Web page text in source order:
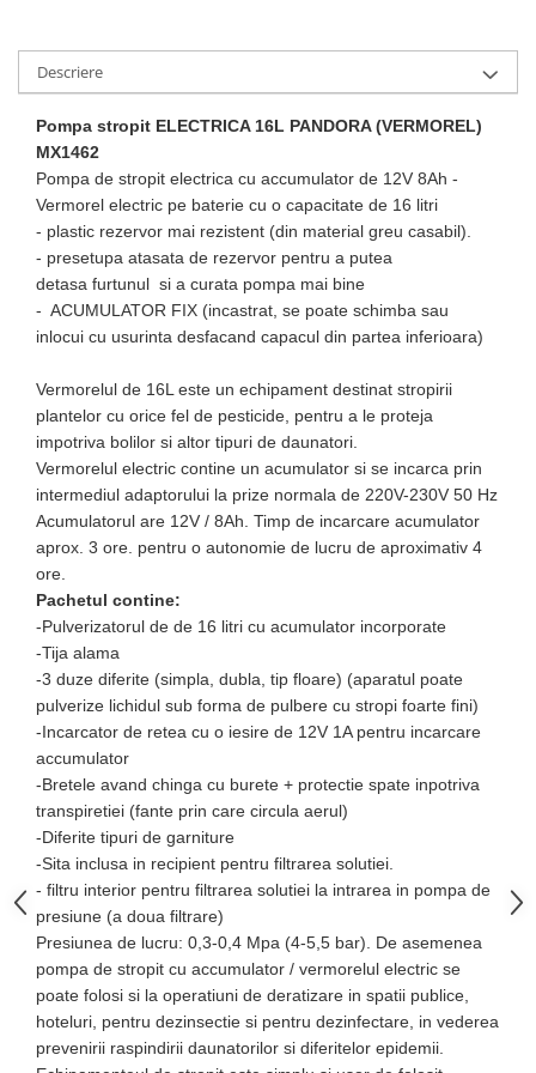
Incubatoare, oparitoare si
deplumatoare
Echipamente pentru animale
Aparate de tuns animale
Piese si accesorii aparate de tuns
animale
Tarcuri animale
Semanatori
Masini batut stalpi si accesorii
Casute gradina si cutii depozitare
Mobilier gradina
Corturi, Prelate si plase de
umbrire
Lopeti zapada
Zdrobitoare si teascuri
Teascuri
Zdrobitoare electrice
Zdrobitoare electrice & manuale
Zdrobitoare manuale
Masini de cusut si accesorii
Articole antidaunatori gradina
Sere si solarii
Suflante si aspiratoare exterior
Unelte altoit
Unelte manuale de gradina -
Stropitori
Folie si plase pt plante
Masini de maturat manuale
Masini batut stalpi
Descriere
Pompa stropit ELECTRICA 16L PANDORA (VERMOREL)
MX1462
Pompa de stropit electrica cu accumulator de 12V 8Ah -
Vermorel electric pe baterie cu o capacitate de 16 litri
- plastic rezervor mai rezistent (din material greu casabil).
- presetupa atasata de rezervor pentru a putea
detasa furtunul si a curata pompa mai bine
- ACUMULATOR FIX (incastrat, se poate schimba sau
inlocui cu usurinta desfacand capacul din partea inferioara)
Vermorelul de 16L este un echipament destinat stropirii
plantelor cu orice fel de pesticide, pentru a le proteja
impotriva bolilor si altor tipuri de daunatori.
Vermorelul electric contine un acumulator si se incarca prin
intermediul adaptorului la prize normala de 220V-230V 50 Hz
Acumulatorul are 12V / 8Ah. Timp de incarcare acumulator
aprox. 3 ore. pentru o autonomie de lucru de aproximativ 4
ore.
Pachetul contine:
-Pulverizatorul de de 16 litri cu acumulator incorporate
-Tija alama
-3 duze diferite (simpla, dubla, tip floare) (aparatul poate
pulverize lichidul sub forma de pulbere cu stropi foarte fini)
-Incarcator de retea cu o iesire de 12V 1A pentru incarcare
accumulator
-Bretele avand chinga cu burete + protectie spate inpotriva
transpiretiei (fante prin care circula aerul)
-Diferite tipuri de garniture
-Sita inclusa in recipient pentru filtrarea solutiei.
- filtru interior pentru filtrarea solutiei la intrarea in pompa de
presiune (a doua filtrare)
Presiunea de lucru: 0,3-0,4 Mpa (4-5,5 bar). De asemenea
pompa de stropit cu accumulator / vermorelul electric se
poate folosi si la operatiuni de deratizare in spatii publice,
hoteluri, pentru dezinsectie si pentru dezinfectare, in vederea
prevenirii raspindirii daunatorilor si diferitelor epidemii.